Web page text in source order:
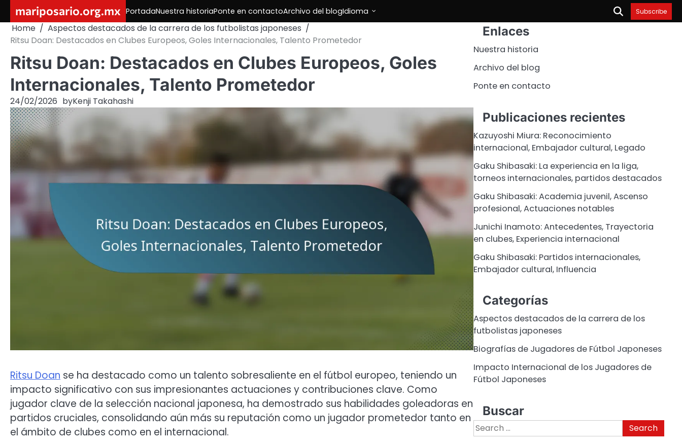
content
mariposario.org.mx PortadaNuestra historiaPonte en contactoArchivo del blogIdioma Subscribe
Home
Aspectos destacados de la carrera de los futbolistas japoneses
Ritsu Doan: Destacados en Clubes Europeos, Goles Internacionales, Talento Prometedor
Ritsu Doan: Destacados en Clubes Europeos, Goles
Internacionales, Talento Prometedor
24/02/2026 byKenji Takahashi
Ritsu Doan se ha destacado como un talento sobresaliente en el fútbol europeo, teniendo un
impacto significativo con sus impresionantes actuaciones y contribuciones clave. Como
jugador clave de la selección nacional japonesa, ha demostrado sus habilidades goleadoras en
partidos cruciales, consolidando aún más su reputación como un jugador prometedor tanto en
el ámbito de clubes como en el internacional.
Enlaces
Nuestra historia
Archivo del blog
Ponte en contacto
Publicaciones recientes
Kazuyoshi Miura: Reconocimiento
internacional, Embajador cultural, Legado
Gaku Shibasaki: La experiencia en la liga,
torneos internacionales, partidos destacados
Gaku Shibasaki: Academia juvenil, Ascenso
profesional, Actuaciones notables
Junichi Inamoto: Antecedentes, Trayectoria
en clubes, Experiencia internacional
Gaku Shibasaki: Partidos internacionales,
Embajador cultural, Influencia
Categorías
Aspectos destacados de la carrera de los
futbolistas japoneses
Biografías de Jugadores de Fútbol Japoneses
Impacto Internacional de los Jugadores de
Fútbol Japoneses
Buscar
Search
for: